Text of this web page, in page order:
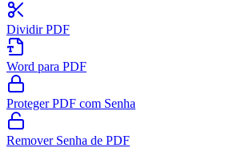
Dividir PDF
Word para PDF
Proteger PDF com Senha
Remover Senha de PDF